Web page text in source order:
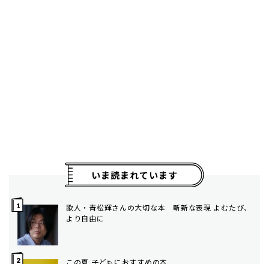
いま読まれています
歌人・青松輝さんの大切な本 斬新な表現 よむたび、
より自由に
この夏 子どもにおすすめの本